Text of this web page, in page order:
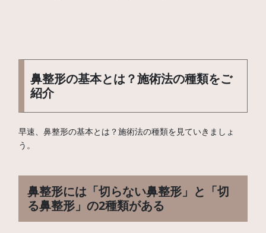
鼻整形の基本とは？施術法の種類をご
紹介
早速、鼻整形の基本とは？施術法の種類を見ていきましょ
う。
鼻整形には「切らない鼻整形」と「切
る鼻整形」の2種類がある